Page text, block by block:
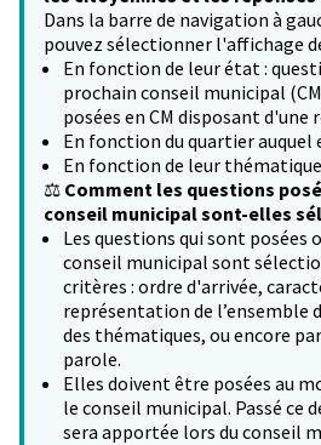
Dans la barre de navigation à
pouvez sélectionner l'affichage
En fonction de leur état :
prochain conseil municipal
posées en CM disposant d'une
En fonction du quartier
En fonction de leur thématique
⚖️ Comment les questions
conseil municipal sont-elles
Les questions qui sont posées
conseil municipal sont
critères : ordre d'arrivée,
représentation de l’ensemble
des thématiques, ou encore
parole.
Elles doivent être posées au
le conseil municipal. Passé ce
sera apportée lors du conseil